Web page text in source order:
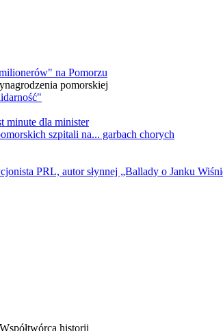
na Pomorzu
pomorskiej
minute dla minister
szpitali na... garbach chorych
PRL, autor słynnej „Ballady o Janku
historii